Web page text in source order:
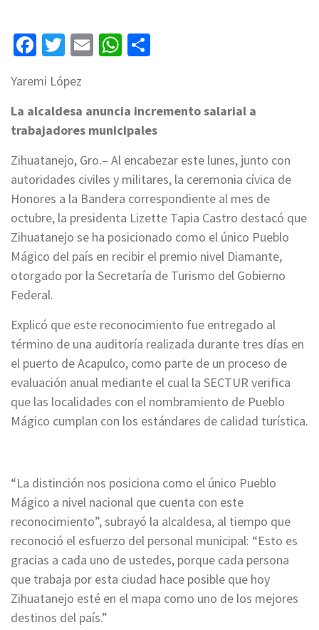
Facebook
Twitter
EmailWhatsApp
Yaremi López
La alcaldesa anuncia incremento salarial a
trabajadores municipales
Zihuatanejo, Gro.– Al encabezar este lunes, junto con
autoridades civiles y militares, la ceremonia cívica de
Honores a la Bandera correspondiente al mes de
octubre, la presidenta Lizette Tapia Castro destacó que
Zihuatanejo se ha posicionado como el único Pueblo
Mágico del país en recibir el premio nivel Diamante,
otorgado por la Secretaría de Turismo del Gobierno
Federal.
Explicó que este reconocimiento fue entregado al
término de una auditoría realizada durante tres días en
el puerto de Acapulco, como parte de un proceso de
evaluación anual mediante el cual la SECTUR verifica
que las localidades con el nombramiento de Pueblo
Mágico cumplan con los estándares de calidad turística.
“La distinción nos posiciona como el único Pueblo
Mágico a nivel nacional que cuenta con este
reconocimiento”, subrayó la alcaldesa, al tiempo que
reconoció el esfuerzo del personal municipal: “Esto es
gracias a cada uno de ustedes, porque cada persona
que trabaja por esta ciudad hace posible que hoy
Zihuatanejo esté en el mapa como uno de los mejores
destinos del país.”